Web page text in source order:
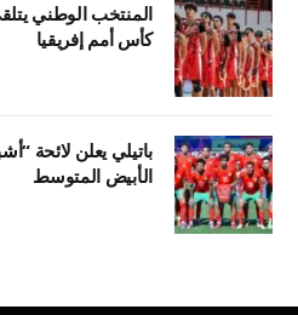
المنتخب الوطني
كأس أمم إفريقيا
باتيلي يعلن لائحة
الأبيض المتوسط